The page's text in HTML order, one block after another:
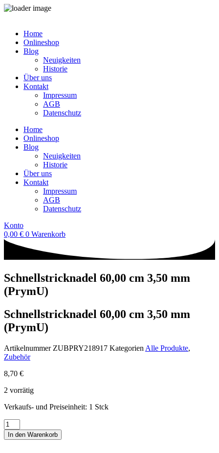
springenHome
Onlineshop
Blog
Neuigkeiten
Historie
Über uns
Kontakt
Impressum
AGB
Datenschutz
Home
Onlineshop
Blog
Neuigkeiten
Historie
Über uns
Kontakt
Impressum
AGB
Datenschutz
Konto
0,00 € 0 Warenkorb
Schnellstricknadel 60,00 cm 3,50 mm
(PrymU)
Schnellstricknadel 60,00 cm 3,50 mm
(PrymU)
Artikelnummer ZUBPRY218917 Kategorien Alle Produkte,
Zubehör
8,70 €
2 vorrätig
Verkaufs- und Preiseinheit: 1 Stck
Schnellstricknadel
60,00
cm
In den Warenkorb